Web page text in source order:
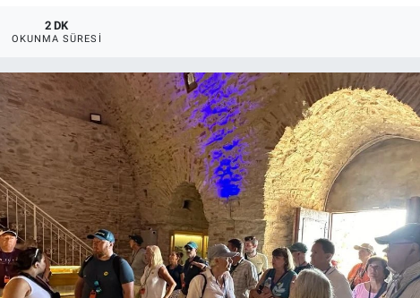
2 DK
OKUNMA SÜRESI